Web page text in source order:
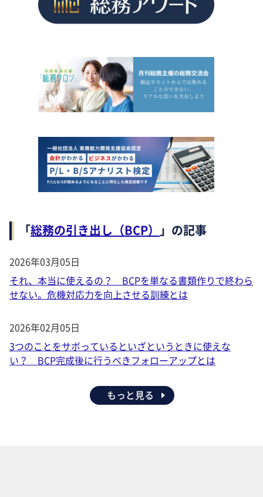
「総務の引き出し（BCP） 」の記事
2026年03月05日
それ、本当に使えるの？ BCPを単なる書類作りで終わら
せない。危機対応力を向上させる訓練とは
2026年02月05日
3つのことをサボっているといざというときに使えな
い？ BCP完成後に行うべきフォローアップとは
もっと見る